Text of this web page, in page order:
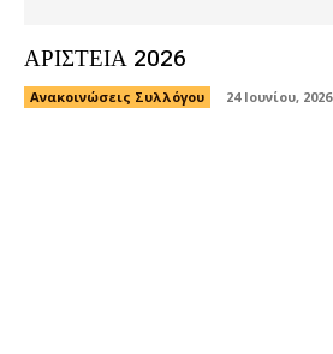
ΑΡΙΣΤΕΙΑ 2026
Ανακοινώσεις Συλλόγου 24 Ιουνίου, 2026